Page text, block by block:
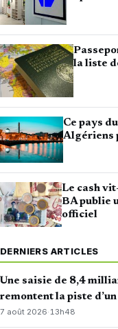
la liste
Ce pays
Algériens
Le cash
BA publie
officiel
DERNIERS ARTICLES
Une saisie de 8,4
remontent la piste
7 août 2026·13h48